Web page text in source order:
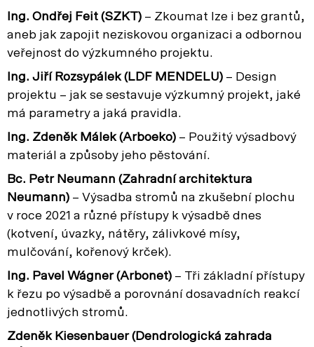
Ing. Ondřej Feit (SZKT) – Zkoumat lze i bez grantů,
aneb jak zapojit neziskovou organizaci a odbornou
veřejnost do výzkumného projektu.
Ing. Jiří Rozsypálek (LDF MENDELU) – Design
projektu – jak se sestavuje výzkumný projekt, jaké
má parametry a jaká pravidla.
Ing. Zdeněk Málek (Arboeko) – Použitý výsadbový
materiál a způsoby jeho pěstování.
Bc. Petr Neumann (Zahradní architektura
Neumann) – Výsadba stromů na zkušební plochu
v roce 2021 a různé přístupy k výsadbě dnes
(kotvení, úvazky, nátěry, zálivkové mísy,
mulčování, kořenový krček).
Ing. Pavel Wágner (Arbonet) – Tři základní přístupy
k řezu po výsadbě a porovnání dosavadních reakcí
jednotlivých stromů.
Zdeněk Kiesenbauer (Dendrologická zahrada